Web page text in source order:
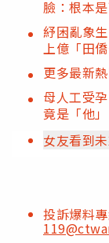
臉：根本
紓困亂象
上億「田
更多最新
母人工受
竟是「他」
女友看到
投訴爆料專